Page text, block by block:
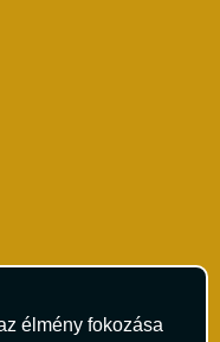
élmény fokozása